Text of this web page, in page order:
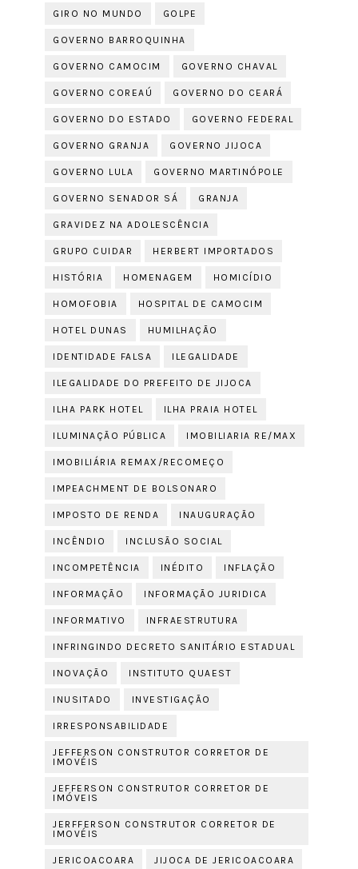
GIRO NO MUNDO GOLPE
GOVERNO BARROQUINHA
GOVERNO CAMOCIM GOVERNO CHAVAL
GOVERNO COREAÚ GOVERNO DO CEARÁ
GOVERNO DO ESTADO GOVERNO FEDERAL
GOVERNO GRANJA GOVERNO JIJOCA
GOVERNO LULA GOVERNO MARTINÓPOLE
GOVERNO SENADOR SÁ GRANJA
GRAVIDEZ NA ADOLESCÊNCIA
GRUPO CUIDAR HERBERT IMPORTADOS
HISTÓRIA HOMENAGEM HOMICÍDIO
HOMOFOBIA HOSPITAL DE CAMOCIM
HOTEL DUNAS HUMILHAÇÃO
IDENTIDADE FALSA ILEGALIDADE
ILEGALIDADE DO PREFEITO DE JIJOCA
ILHA PARK HOTEL ILHA PRAIA HOTEL
ILUMINAÇÃO PÚBLICA IMOBILIARIA RE/MAX
IMOBILIÁRIA REMAX/RECOMEÇO
IMPEACHMENT DE BOLSONARO
IMPOSTO DE RENDA INAUGURAÇÃO
INCÊNDIO INCLUSÃO SOCIAL
INCOMPETÊNCIA INÉDITO INFLAÇÃO
INFORMAÇÃO INFORMAÇÃO JURIDICA
INFORMATIVO INFRAESTRUTURA
INFRINGINDO DECRETO SANITÁRIO ESTADUAL
INOVAÇÃO INSTITUTO QUAEST
INUSITADO INVESTIGAÇÃO
IRRESPONSABILIDADE
JEFFERSON CONSTRUTOR CORRETOR DE
IMOVÉIS
JEFFERSON CONSTRUTOR CORRETOR DE
IMÓVEIS
JERFFERSON CONSTRUTOR CORRETOR DE
IMOVÉIS
JERICOACOARA JIJOCA DE JERICOACOARA